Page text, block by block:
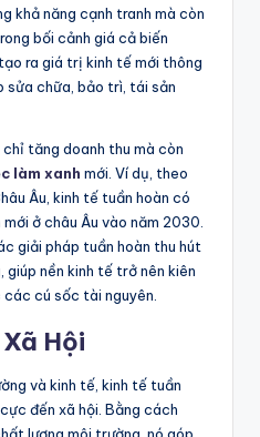
khả năng cạnh tranh mà còn
bối cảnh giá cả biến
ra giá trị kinh tế mới thông
sửa chữa, bảo trì, tái sản
tăng doanh thu mà còn
làm xanh mới. Ví dụ, theo
Âu, kinh tế tuần hoàn có
ở châu Âu vào năm 2030.
giải pháp tuần hoàn thu hút
nền kinh tế trở nên kiên
cú sốc tài nguyên.
Hội
và kinh tế, kinh tế tuần
đến xã hội. Bằng cách